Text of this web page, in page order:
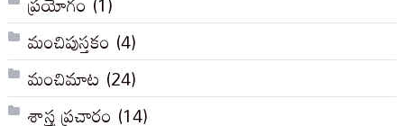
మంచిపుస్తకం (4)
మంచిమాట (24)
శాస్త్ర ప్రచారం (14)